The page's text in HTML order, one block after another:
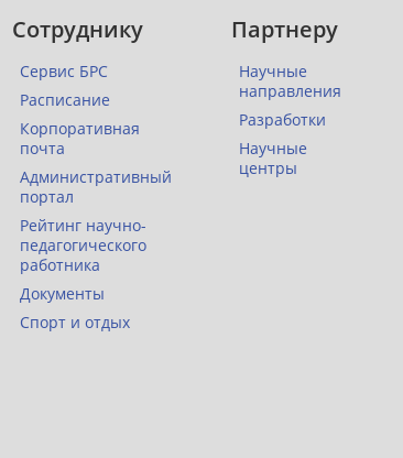
Сотруднику
Сервис БРС
Расписание
Корпоративная
почта
Административный
портал
Рейтинг научно-
педагогического
работника
Документы
Спорт и отдых
Партнеру
Научные
направления
Разработки
Научные
центры